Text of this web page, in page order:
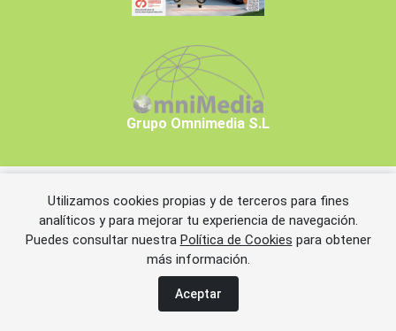
Utilizamos cookies propias y de terceros para fines
analíticos y para mejorar tu experiencia de navegación.
Puedes consultar nuestra Política de Cookies para obtener
más información.
Aceptar
Grupo Omnimedia S.L
Copyrights © 2026 Grupo Omnimedia S.L.
Política de privacidad
Política de cookies
Información adicional
Miembros de CEDRO